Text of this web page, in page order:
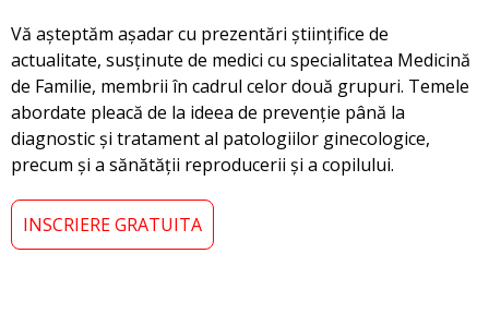
Vă așteptăm așadar cu prezentări științifice de
actualitate, susținute de medici cu specialitatea Medicină
de Familie, membrii în cadrul celor două grupuri. Temele
abordate pleacă de la ideea de prevenție până la
diagnostic și tratament al patologiilor ginecologice,
precum și a sănătății reproducerii și a copilului.
INSCRIERE GRATUITA